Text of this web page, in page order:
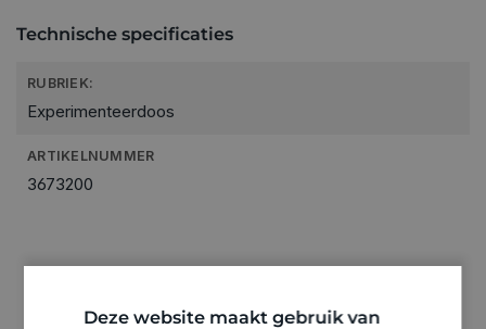
Technische specificaties
RUBRIEK:
Experimenteerdoos
ARTIKELNUMMER
3673200
Deze website maakt gebruik van